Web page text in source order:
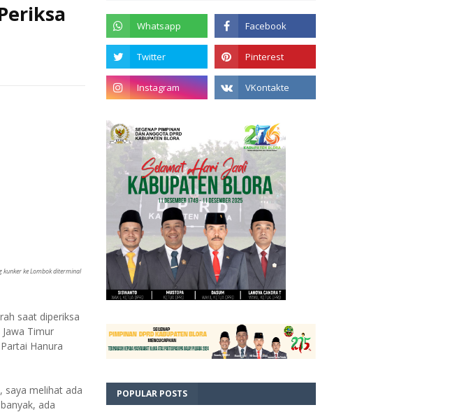
kunker ke Lombok diterminal
saat diperiksa
Timur
Hanura
saya melihat ada
ada
POPULAR POSTS